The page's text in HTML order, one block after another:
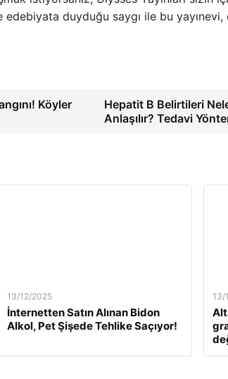
edebiyata duyduğu saygı ile bu
Köyler
Hepatit B Belirtileri
Anlaşılır? Tedavi
13/12/2025
İnternetten Satın Alınan Bidon
Alkol, Pet Şişede Tehlike Saçıyor!
13/